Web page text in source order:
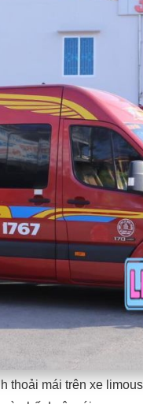
thoải mái trên xe